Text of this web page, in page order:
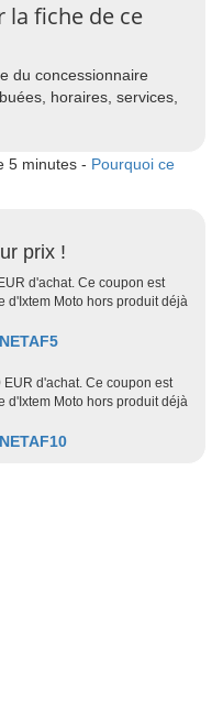
la fiche de ce
du concessionnaire
horaires, services,
5 minutes - Pourquoi ce
prix !
d'achat. Ce coupon est
d'Ixtem Moto hors produit déjà
NETAF5
EUR d'achat. Ce coupon est
d'Ixtem Moto hors produit déjà
NETAF10